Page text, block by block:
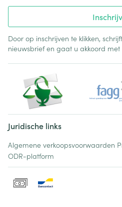
Door op inschrijven te klikken,
nieuwsbrief en gaat u akkoord met
Juridische links
Algemene verkoopsvoorwaarden
ODR-platform